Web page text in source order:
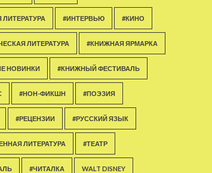
ЛИТЕРАТУРА #ИНТЕРВЬЮ #КИНО
ЛИТЕРАТУРА #КНИЖНАЯ ЯРМАРКА
НОВИНКИ #КНИЖНЫЙ ФЕСТИВАЛЬ
#НОН-ФИКШН #ПОЭЗИЯ
#РЕЦЕНЗИИ #РУССКИЙ ЯЗЫК
ЛИТЕРАТУРА #ТЕАТР
#ЧИТАЛКА WALT DISNEY